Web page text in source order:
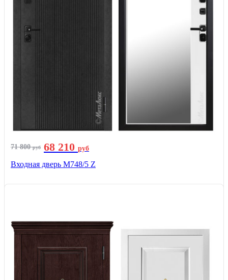
71 800руб 68 210 руб
Входная дверь М748/5 Z